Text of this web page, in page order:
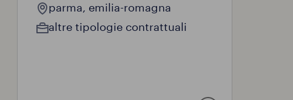
parma, emilia-romagna
altre tipologie contrattuali